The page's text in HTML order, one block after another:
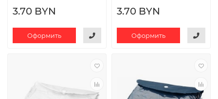
3.70 BYN
Оформить
3.70 BYN
Оформить